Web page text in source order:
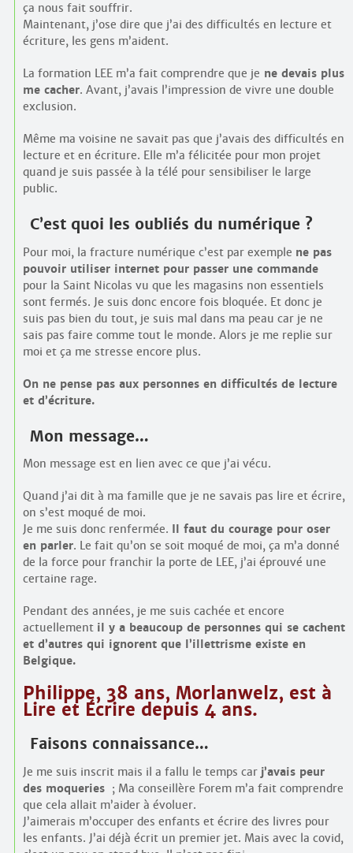
ça nous fait souffrir.
Maintenant, j’ose dire que j’ai des difficultés en lecture et
écriture, les gens m’aident.
La formation LEE m’a fait comprendre que je ne devais plus
me cacher. Avant, j’avais l’impression de vivre une double
exclusion.
Même ma voisine ne savait pas que j’avais des difficultés en
lecture et en écriture. Elle m’a félicitée pour mon projet
quand je suis passée à la télé pour sensibiliser le large
public.
C’est quoi les oubliés du numérique ?
Pour moi, la fracture numérique c’est par exemple ne pas
pouvoir utiliser internet pour passer une commande
pour la Saint Nicolas vu que les magasins non essentiels
sont fermés. Je suis donc encore fois bloquée. Et donc je
suis pas bien du tout, je suis mal dans ma peau car je ne
sais pas faire comme tout le monde. Alors je me replie sur
moi et ça me stresse encore plus.
On ne pense pas aux personnes en difficultés de lecture
et d’écriture.
Mon message…
Mon message est en lien avec ce que j’ai vécu.
Quand j’ai dit à ma famille que je ne savais pas lire et écrire,
on s’est moqué de moi.
Je me suis donc renfermée.
Il faut du courage pour oser
en parler. Le fait qu’on se soit moqué de moi, ça m’a donné
de la force pour franchir la porte de LEE, j’ai éprouvé une
certaine rage.
Pendant des années, je me suis cachée et encore
actuellement il y a beaucoup de personnes qui se cachent
et d’autres qui ignorent que l’illettrisme existe en
Belgique.
Philippe, 38 ans, Morlanwelz, est à
Lire et Écrire depuis 4 ans.
Faisons connaissance…
Je me suis inscrit mais il a fallu le temps car j’avais peur
des moqueries ; Ma conseillère Forem m’a fait comprendre
que cela allait m’aider à évoluer.
J’aimerais m’occuper des enfants et écrire des livres pour
les enfants. J’ai déjà écrit un premier jet. Mais avec la covid,